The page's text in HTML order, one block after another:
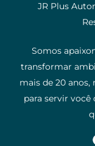
JR Plus
Somos
transformar
mais de 20
para servir